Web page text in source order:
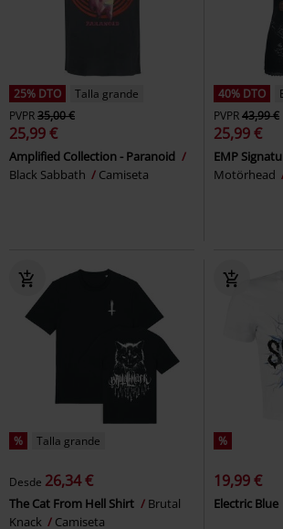
25% DTO
Talla grande
PVPR35,00 €
25,99 €
Amplified Collection - Paranoid
Black Sabbath
Camiseta
40% DTO
PVPR43,99 €
25,99 €
EMP
Motörhead
% Talla grande
Desde 26,34 €
The Cat From Hell Shirt
Brutal
Knack
Camiseta
%
19,99 €
Electric Blue